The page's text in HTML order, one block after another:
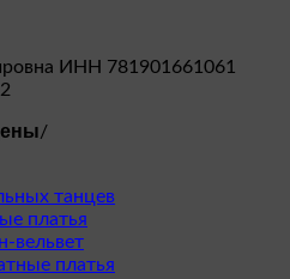
ИНН 781901661061
/
танцев
платья
вельвет
платья